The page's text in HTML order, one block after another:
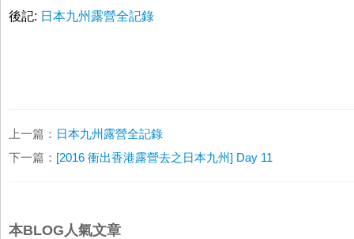
後記: 日本九州露營全記錄
上一篇： 日本九州露營全記錄
下一篇： [2016 衝出香港露營去之日本九州] Day 11
本BLOG人氣文章